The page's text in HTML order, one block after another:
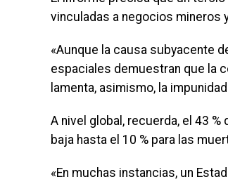
vinculadas a negocios mineros
«Aunque la causa subyacente
espaciales demuestran que la
lamenta, asimismo, la
A nivel global, recuerda, el 43
baja hasta el 10 % para las
«En muchas instancias, un